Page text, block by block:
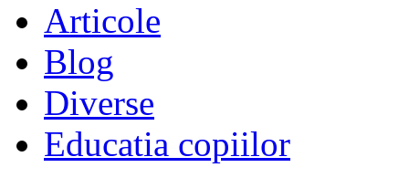
Articole
Blog
Diverse
Educatia copiilor